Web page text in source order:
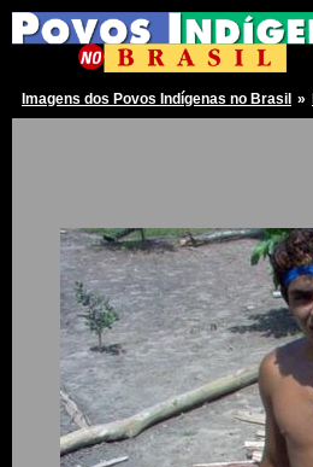
Imagens dos Povos Indígenas no Brasil »